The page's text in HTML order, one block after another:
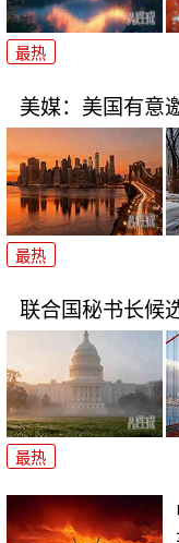
最热
美媒：美国有意
最热
联合国秘书长候
最热